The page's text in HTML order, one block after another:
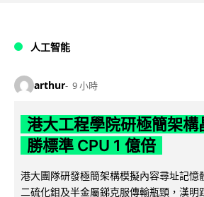
人工智能
arthur 9 小時
港大工程學院研極簡架構
勝標準 CPU 1 億倍
港大團隊研發極簡架構模擬內容尋址記憶
二硫化鉬及半金屬銻克服傳輸瓶頸，漢明